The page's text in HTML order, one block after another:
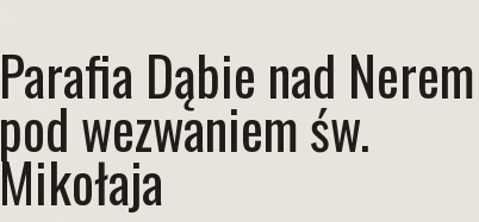
Parafia Dąbie nad Nerem
pod wezwaniem św.
Mikołaja